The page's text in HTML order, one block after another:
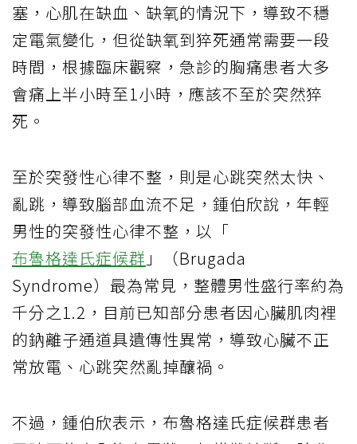
塞，心肌在缺血、缺氧的情況下，導致不穩
定電氣變化，但從缺氧到猝死通常需要一段
時間，根據臨床觀察，急診的胸痛患者大多
會痛上半小時至1小時，應該不至於突然猝
死。
至於突發性心律不整，則是心跳突然太快、
亂跳，導致腦部血流不足，鍾伯欣說，年輕
男性的突發性心律不整，以「
布魯格達氏症候群 」（Brugada
Syndrome）最為常見，整體男性盛行率約為
千分之1.2，目前已知部分患者因心臟肌肉裡
的鈉離子通道具遺傳性異常，導致心臟不正
常放電、心跳突然亂掉釀禍。
不過，鍾伯欣表示，布魯格達氏症候群患者